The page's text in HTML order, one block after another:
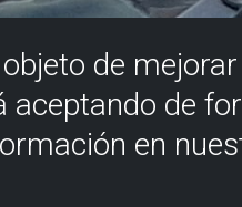
de mejorar
aceptando de
en